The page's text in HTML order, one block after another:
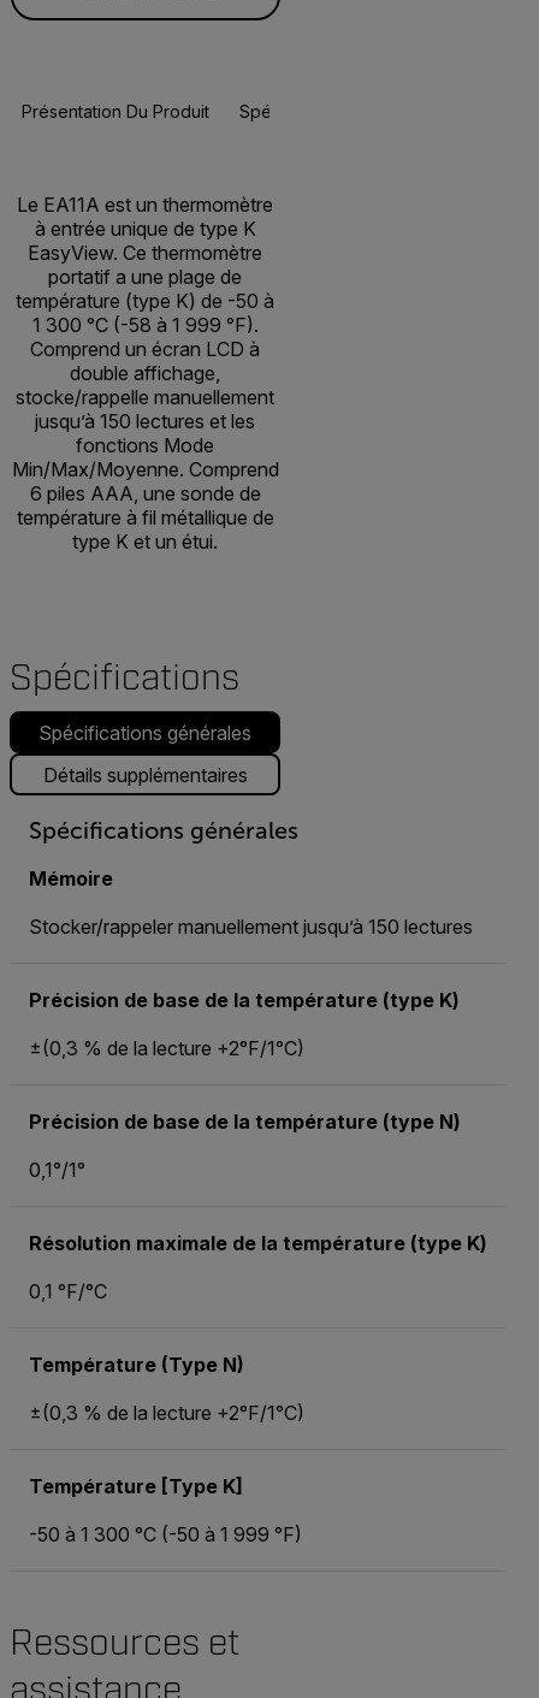
Présentation Du Produit Spécifications
Le EA11A est un thermomètre
à entrée unique de type K
EasyView. Ce thermomètre
portatif a une plage de
température (type K) de -50 à
1 300 °C (-58 à 1 999 °F).
Comprend un écran LCD à
double affichage,
stocke/rappelle manuellement
jusqu’à 150 lectures et les
fonctions Mode
Min/Max/Moyenne. Comprend
6 piles AAA, une sonde de
température à fil métallique de
type K et un étui.
Spécifications
Spécifications générales
Détails supplémentaires
Spécifications générales
Mémoire
Stocker/rappeler manuellement jusqu’à 150 lectures
Précision de base de la température (type K)
±(0,3 % de la lecture +2°F/1°C)
Précision de base de la température (type N)
0,1°/1°
Résolution maximale de la température (type K)
0,1 °F/°C
Température (Type N)
±(0,3 % de la lecture +2°F/1°C)
Température [Type K]
-50 à 1 300 °C (-50 à 1 999 °F)
Ressources et